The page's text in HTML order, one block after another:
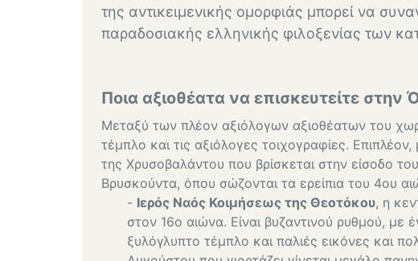
της αντικειμενικής ομορφιάς μπορεί να
παραδοσιακής ελληνικής φιλοξενίας των
Ποια αξιοθέατα να επισκευτείτε
Μεταξύ των πλέον αξιόλογων αξιοθέατων του
τέμπλο και τις αξιόλογες τοιχογραφίες.
της Χρυσοβαλάντου που βρίσκεται στην είσοδο
Βρυσκούντα, όπου σώζονται τα ερείπια του 4ου
- Ιερός Ναός Κοιμήσεως της Θεοτόκου, η
στον 16ο αιώνα. Είναι βυζαντινού ρυθμού, με
ξυλόγλυπτο τέμπλο και παλιές εικόνες και